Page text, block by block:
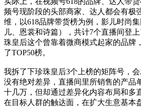
频号现阶段的头部商家、达人都会有极
维，以618品牌带货榜为例，影儿时尚
儿、恩裳和诗篇），共计7个直播间登
珠皇后这个曾靠着微商模式起家的品牌
了TOP50榜。
我拆了下珍珠皇后3个上榜的矩阵号，
没有绝对差异，直播间里所销售的产品
十几万，但却通过差异化内容布局和多
在目标人群的触达面，在扩大生意基本